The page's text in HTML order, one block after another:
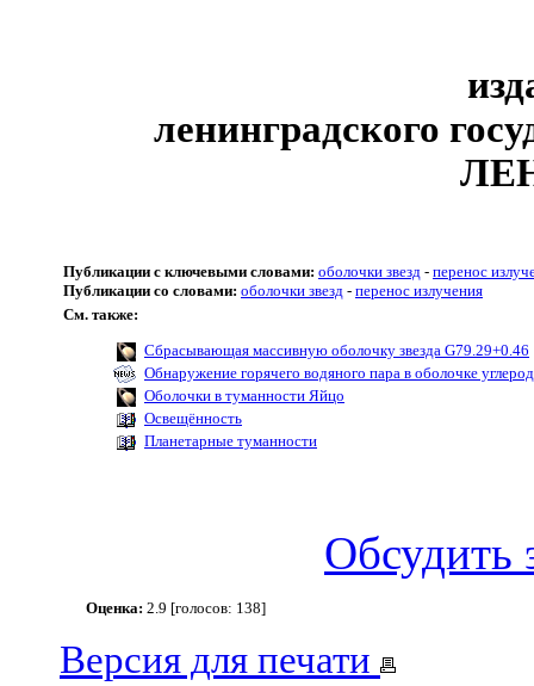
ленинградского
Публикации с ключевыми словами: оболочки звезд - перенос
Публикации со словами: оболочки звезд - перенос излучения
См. также:
Сбрасывающая массивную оболочку звезда G79.29+0.46
Обнаружение горячего водяного пара в оболочке
Оболочки в туманности Яйцо
Освещённость
Планетарные туманности
Обсудить
Оценка: 2.9 [голосов: 138]
Версия для печати